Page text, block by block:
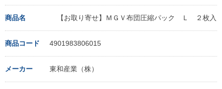
商品名 【お取り寄せ】ＭＧＶ布団圧縮パック Ｌ ２枚入
商品コード 4901983806015
メーカー 東和産業（株）